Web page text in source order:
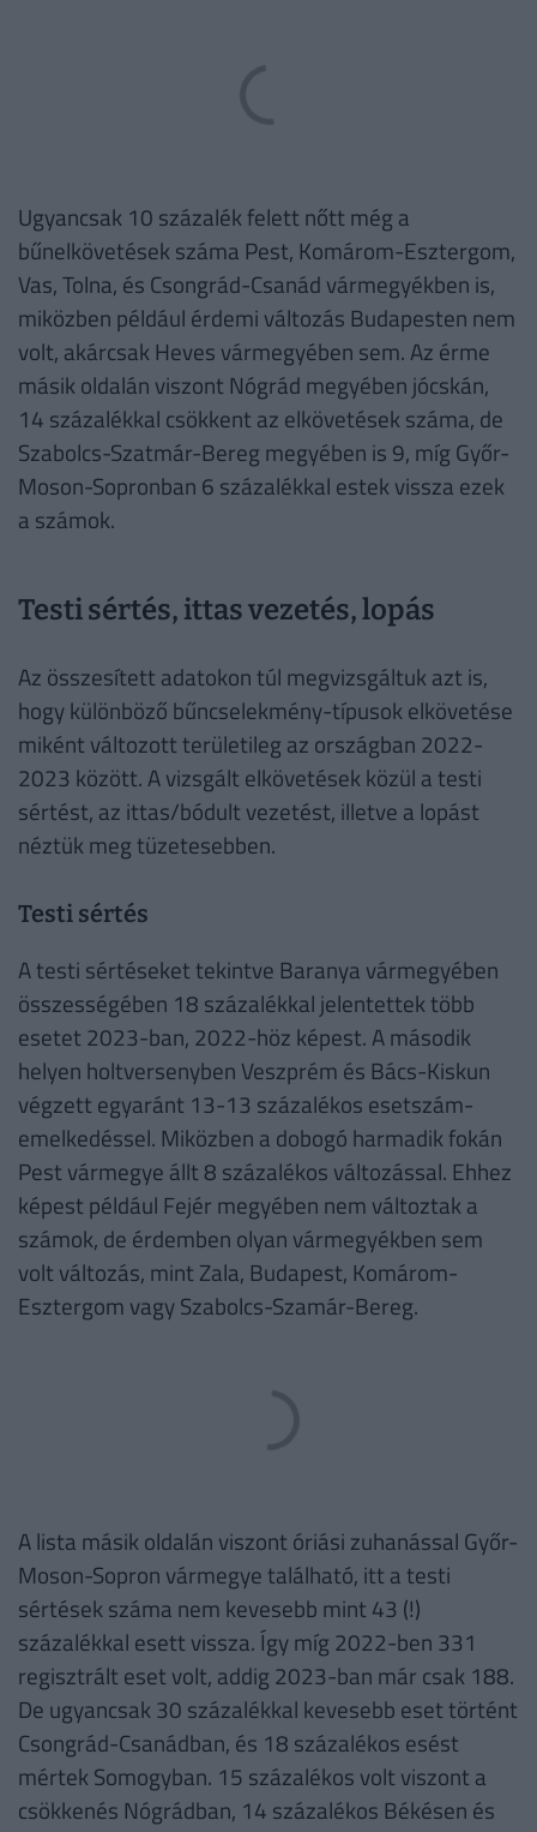
Ugyancsak 10 százalék felett nőtt még a
bűnelkövetések száma Pest, Komárom-Esztergom,
Vas, Tolna, és Csongrád-Csanád vármegyékben is,
miközben például érdemi változás Budapesten nem
volt, akárcsak Heves vármegyében sem. Az érme
másik oldalán viszont Nógrád megyében jócskán,
14 százalékkal csökkent az elkövetések száma, de
Szabolcs-Szatmár-Bereg megyében is 9, míg Győr-
Moson-Sopronban 6 százalékkal estek vissza ezek
a számok.
Testi sértés, ittas vezetés, lopás
Az összesített adatokon túl megvizsgáltuk azt is,
hogy különböző bűncselekmény-típusok elkövetése
miként változott területileg az országban 2022-
2023 között. A vizsgált elkövetések közül a testi
sértést, az ittas/bódult vezetést, illetve a lopást
néztük meg tüzetesebben.
Testi sértés
A testi sértéseket tekintve Baranya vármegyében
összességében 18 százalékkal jelentettek több
esetet 2023-ban, 2022-höz képest. A második
helyen holtversenyben Veszprém és Bács-Kiskun
végzett egyaránt 13-13 százalékos esetszám-
emelkedéssel. Miközben a dobogó harmadik fokán
Pest vármegye állt 8 százalékos változással. Ehhez
képest például Fejér megyében nem változtak a
számok, de érdemben olyan vármegyékben sem
volt változás, mint Zala, Budapest, Komárom-
Esztergom vagy Szabolcs-Szamár-Bereg.
A lista másik oldalán viszont óriási zuhanással Győr-
Moson-Sopron vármegye található, itt a testi
sértések száma nem kevesebb mint 43 (!)
százalékkal esett vissza. Így míg 2022-ben 331
regisztrált eset volt, addig 2023-ban már csak 188.
De ugyancsak 30 százalékkal kevesebb eset történt
Csongrád-Csanádban, és 18 százalékos esést
mértek Somogyban. 15 százalékos volt viszont a
csökkenés Nógrádban, 14 százalékos Békésen és